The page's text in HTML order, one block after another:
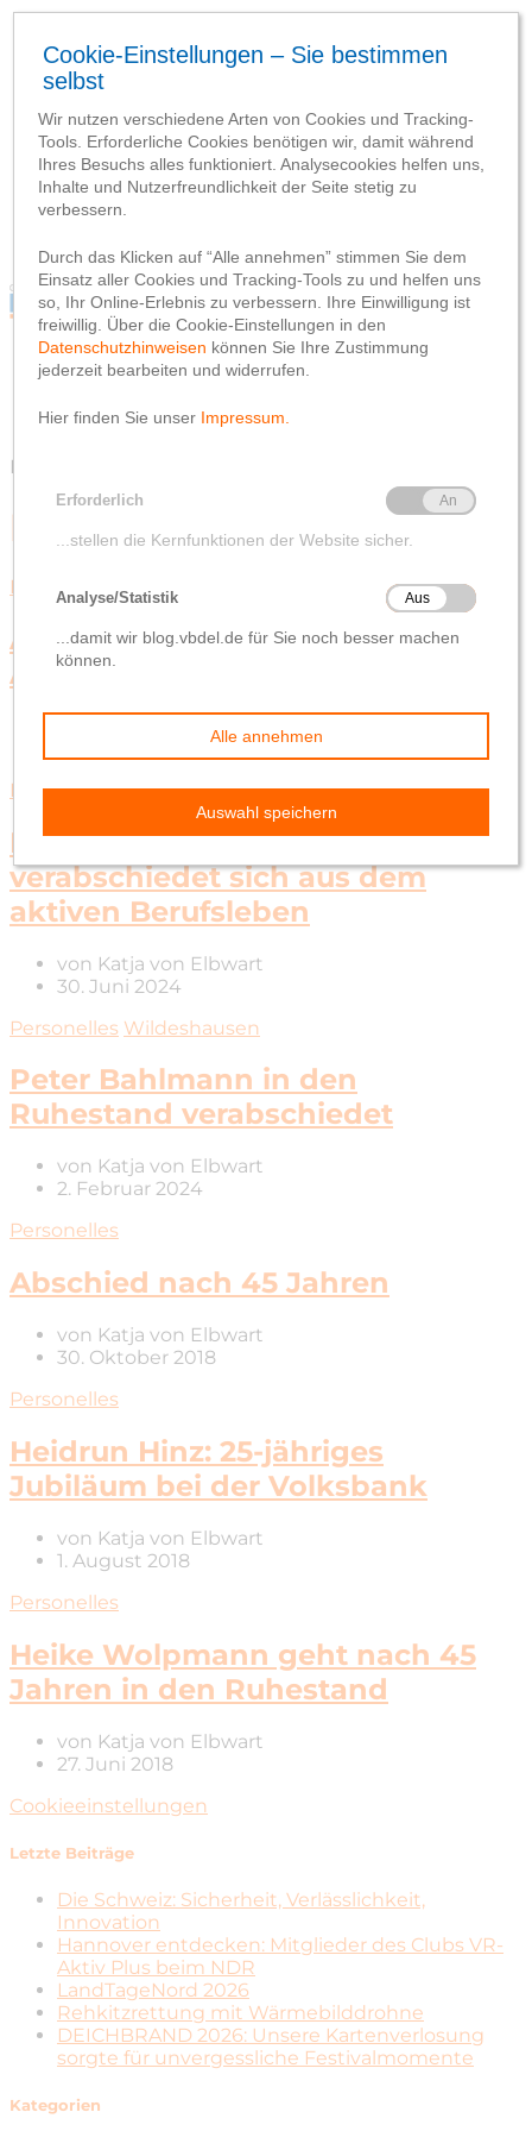
Blog
Webseite
Datenschutzhinweis
Impressum
Blog
Webseite
Impressum
Kategorien durchsuchen
Personelles
Personelles
Als familienfreundlicher
Arbeitgeber ausgezeichnet
Katja von Elbwart
Delmenhorst Personelles
Bankvorstand Martin Versemann
verabschiedet sich aus dem
aktiven Berufsleben
von Katja von Elbwart
30. Juni 2024
Personelles Wildeshausen
Peter Bahlmann in den
Ruhestand verabschiedet
von Katja von Elbwart
2. Februar 2024
Personelles
Abschied nach 45 Jahren
von Katja von Elbwart
30. Oktober 2018
Personelles
Heidrun Hinz: 25-jähriges
Jubiläum bei der Volksbank
von Katja von Elbwart
1. August 2018
Personelles
Heike Wolpmann geht nach 45
Jahren in den Ruhestand
von Katja von Elbwart
27. Juni 2018
Cookieeinstellungen
Letzte Beiträge
Die Schweiz: Sicherheit, Verlässlichkeit,
Innovation
Hannover entdecken: Mitglieder des Clubs VR-
Aktiv Plus beim NDR
LandTageNord 2026
Rehkitzrettung mit Wärmebilddrohne
DEICHBRAND 2026: Unsere Kartenverlosung
sorgte für unvergessliche Festivalmomente
Kategorien